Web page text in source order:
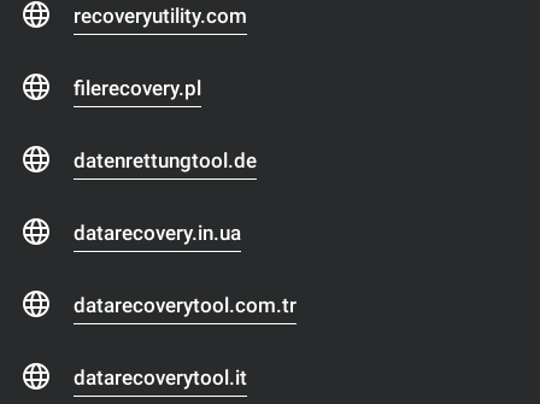
recoveryutility.com
filerecovery.pl
datenrettungtool.de
datarecovery.in.ua
datarecoverytool.com.tr
datarecoverytool.it